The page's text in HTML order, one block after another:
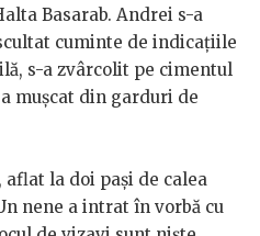
Basarab. Andrei s-a
cuminte de indicațiile
s-a zvârcolit pe cimentul
mușcat din garduri de
aflat la doi pași de calea
nene a intrat în vorbă cu